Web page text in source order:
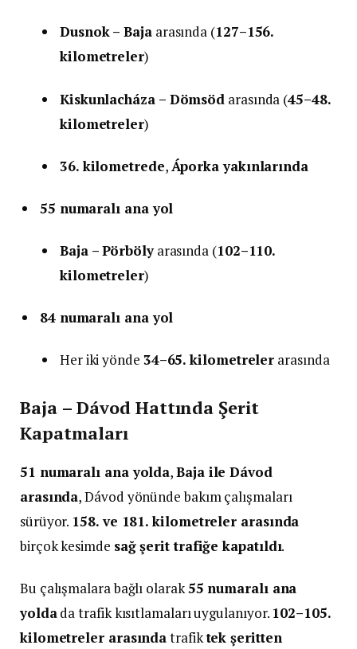
Dusnok – Bajaarasında (127–156.
kilometreler)
Kiskunlacháza – Dömsöd arasında (45–48.
kilometreler)
36. kilometrede,Áporka yakınlarında
55 numaralı ana yol
Baja – Pörbölyarasında (102–110.
kilometreler)
84 numaralı ana yol
Her iki yönde 34–65. kilometreler arasında
Baja – Dávod Hattında Şerit
Kapatmaları
51 numaralı ana yolda,Baja ile Dávod
arasında, Dávod yönünde bakım çalışmaları
sürüyor. 158. ve 181. kilometreler arasında
birçok kesimde sağ şerit trafiğe kapatıldı.
Bu çalışmalara bağlı olarak55 numaralı ana
yoldada trafik kısıtlamaları uygulanıyor. 102–105.
kilometreler arasındatrafiktek şeritten